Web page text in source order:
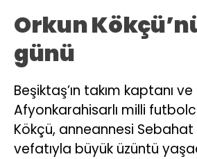
Orkun
günü
Beşiktaş’ın takım kaptanı ve
Afyonkarahisarlı milli
Kökçü, anneannesi Sebahat
vefatıyla büyük üzüntü